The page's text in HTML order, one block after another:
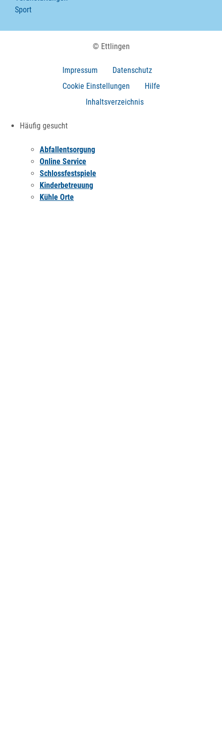
Sport
© Ettlingen
Impressum
Datenschutz
Cookie Einstellungen
Hilfe
Inhaltsverzeichnis
Häufig gesucht
Abfallentsorgung
Online Service
Schlossfestspiele
Kinderbetreuung
Kühle Orte